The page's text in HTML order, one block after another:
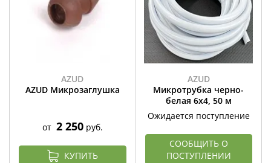
AZUD
AZUD Микрозаглушка
от 2 250руб.
КУПИТЬ
AZUD
Микротрубка черно-
белая 6х4, 50 м
Ожидается поступление
СООБЩИТЬ О
ПОСТУПЛЕНИИ